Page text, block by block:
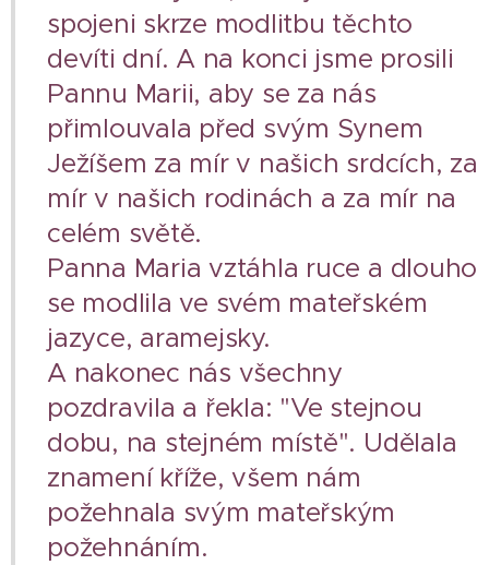
spojeni skrze modlitbu těchto
devíti dní. A na konci jsme prosili
Pannu Marii, aby se za nás
přimlouvala před svým Synem
Ježíšem za mír v našich srdcích, za
mír v našich rodinách a za mír na
celém světě.
Panna Maria vztáhla ruce a dlouho
se modlila ve svém mateřském
jazyce, aramejsky.
A nakonec nás všechny
pozdravila a řekla: "Ve stejnou
dobu, na stejném místě". Udělala
znamení kříže, všem nám
požehnala svým mateřským
požehnáním.